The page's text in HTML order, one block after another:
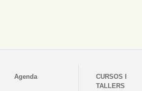
Agenda
CURSOS I
TALLERS